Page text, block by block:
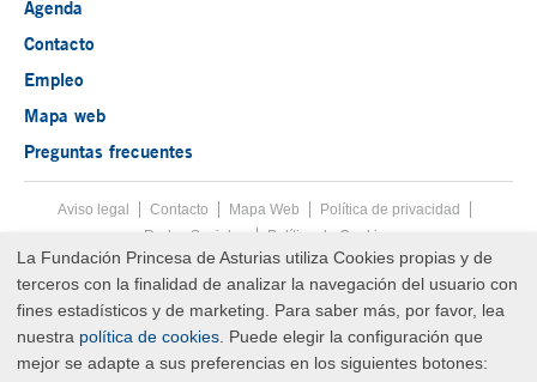
Agenda
Contacto
Empleo
Mapa web
Preguntas frecuentes
Menú pie
Aviso legal Tecla de acceso 8
Contacto Mapa Web
Política de privacidad
Redes Sociales
Política de Cookies
Fin menú pie
© Copyright Sat Aug 08 19:00:00 UTC 2026 Fundación Princesa de
Asturias
La Fundación Princesa de Asturias utiliza Cookies propias y de
terceros con la finalidad de analizar la navegación del usuario con
fines estadísticos y de marketing. Para saber más, por favor, lea
nuestra política de cookies . Puede elegir la configuración que
mejor se adapte a sus preferencias en los siguientes botones: